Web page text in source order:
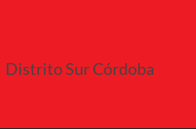
Distrito Sur Córdoba